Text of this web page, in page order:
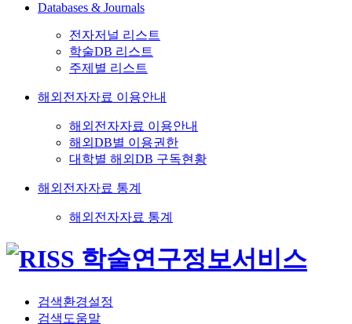
Databases & Journals
전자저널 리스트
학술DB 리스트
주제별 리스트
해외전자자료 이용안내
해외전자자료 이용안내
해외DB별 이용권한
대학별 해외DB 구독현황
해외전자자료 통계
해외전자자료 통계
검색환경설정
검색도움말